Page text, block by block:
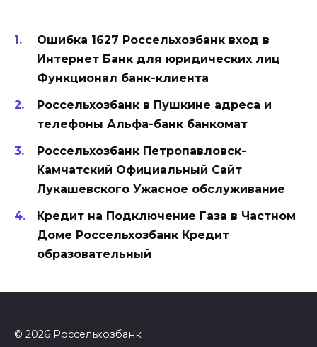
Ошибка 1627 Россельхозбанк вход в
Интернет Банк для юридических лиц
Функционал банк-клиента
Россельхозбанк в Пушкине адреса и
телефоны Альфа-банк банкомат
Россельхозбанк Петропавловск-
Камчатский Официальный Сайт
Лукашевского Ужасное обслуживание
Кредит на Подключение Газа в Частном
Доме Россельхозбанк Кредит
образовательный
© 2026 Россельхозбанк